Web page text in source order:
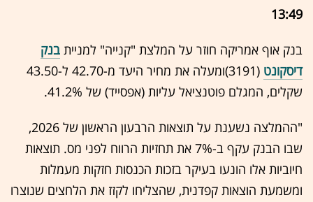
13:49
בנק אוף אמריקה חוזר על המלצת "קנייה" למניית בנק
דיסקונט
(3191)ומעלה את מחיר היעד מ-42.70 ל-43.50
שקלים, המגלם פוטנציאל עליות (אפסייד) של 41.2%.
"ההמלצה נשענת על תוצאות הרבעון הראשון של 2026,
שבו הבנק עקף ב-7% את תחזיות הרווח לפני מס. תוצאות
חיוביות אלו הונעו בעיקר בזכות הכנסות חזקות מעמלות
ומשמעת הוצאות קפדנית, שהצליחו לקזז את הלחצים שנוצרו